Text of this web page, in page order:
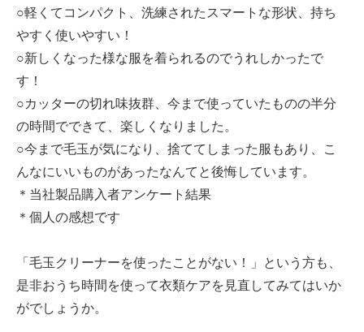
○軽くてコンパクト、洗練されたスマートな形状、持ち
やすく使いやすい！
○新しくなった様な服を着られるのでうれしかったで
す！
○カッターの切れ味抜群、今まで使っていたものの半分
の時間でできて、楽しくなりました。
○今まで毛玉が気になり、捨ててしまった服もあり、こ
んなにいいものがあったなんてと後悔しています。
＊当社製品購入者アンケート結果
＊個人の感想です
「毛玉クリーナーを使ったことがない！」という方も、
是非おうち時間を使って衣類ケアを見直してみてはいか
がでしょうか。